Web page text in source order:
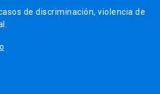
de discriminación, violencia de